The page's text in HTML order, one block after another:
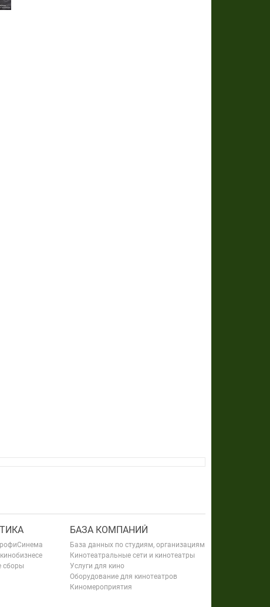
сборы
БАЗА КОМПАНИЙ
База данных по студиям, организациям
Кинотеатральные сети и кинотеатры
Услуги для кино
Оборудование для кинотеатров
Киномероприятия